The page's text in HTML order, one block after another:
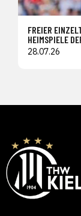
FREIER
HEIMSPIELE
28.07.26